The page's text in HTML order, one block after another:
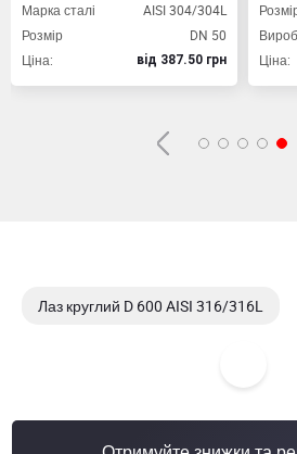
Марка сталі
AISI 304/304L
Розмір
DN 50
Ціна:
вiд 387.50 грн
Ціна:
Лаз круглий D 600 AISI 316/316L